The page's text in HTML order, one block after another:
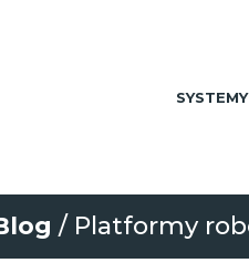
/ Platformy